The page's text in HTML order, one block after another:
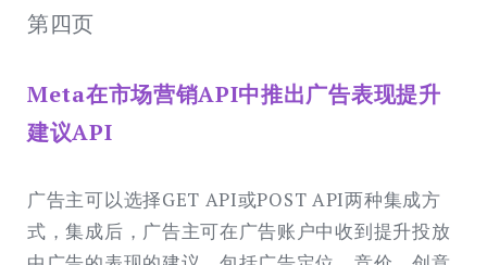
第四页
Meta在市场营销API中推出广告表现提升
建议API
广告主可以选择GET API或POST API两种集成方
式，集成后，广告主可在广告账户中收到提升投放